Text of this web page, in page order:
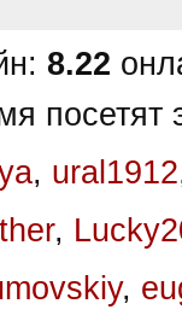
8.22
посетят
, ural1912
,
,